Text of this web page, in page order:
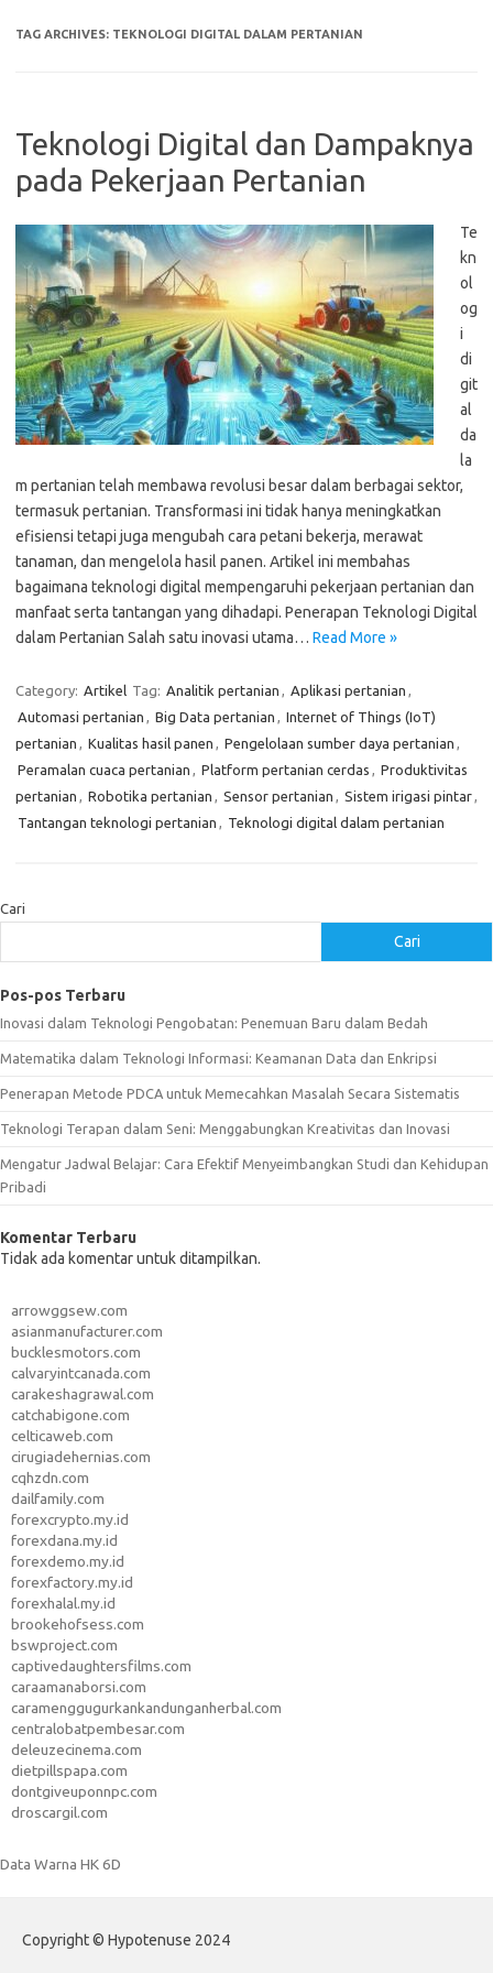
TAG ARCHIVES: TEKNOLOGI DIGITAL DALAM PERTANIAN
Teknologi Digital dan Dampaknya
pada Pekerjaan Pertanian
Te
kn
ol
og
i
di
git
al
da
la
m pertanian telah membawa revolusi besar dalam berbagai sektor,
termasuk pertanian. Transformasi ini tidak hanya meningkatkan
efisiensi tetapi juga mengubah cara petani bekerja, merawat
tanaman, dan mengelola hasil panen. Artikel ini membahas
bagaimana teknologi digital mempengaruhi pekerjaan pertanian dan
manfaat serta tantangan yang dihadapi. Penerapan Teknologi Digital
dalam Pertanian Salah satu inovasi utama… Read More »
Category: Artikel Tag: Analitik pertanian , Aplikasi pertanian ,
Automasi pertanian , Big Data pertanian , Internet of Things (IoT)
pertanian , Kualitas hasil panen , Pengelolaan sumber daya pertanian ,
Peramalan cuaca pertanian , Platform pertanian cerdas , Produktivitas
pertanian , Robotika pertanian , Sensor pertanian , Sistem irigasi pintar,
Tantangan teknologi pertanian , Teknologi digital dalam pertanian
Cari
Cari
Pos-pos Terbaru
Inovasi dalam Teknologi Pengobatan: Penemuan Baru dalam Bedah
Matematika dalam Teknologi Informasi: Keamanan Data dan Enkripsi
Penerapan Metode PDCA untuk Memecahkan Masalah Secara Sistematis
Teknologi Terapan dalam Seni: Menggabungkan Kreativitas dan Inovasi
Mengatur Jadwal Belajar: Cara Efektif Menyeimbangkan Studi dan Kehidupan
Pribadi
Komentar Terbaru
Tidak ada komentar untuk ditampilkan.
arrowggsew.com
asianmanufacturer.com
bucklesmotors.com
calvaryintcanada.com
carakeshagrawal.com
catchabigone.com
celticaweb.com
cirugiadehernias.com
cqhzdn.com
dailfamily.com
forexcrypto.my.id
forexdana.my.id
forexdemo.my.id
forexfactory.my.id
forexhalal.my.id
brookehofsess.com
bswproject.com
captivedaughtersfilms.com
caraamanaborsi.com
caramenggugurkankandunganherbal.com
centralobatpembesar.com
deleuzecinema.com
dietpillspapa.com
dontgiveuponnpc.com
droscargil.com
Data Warna HK 6D
Copyright © Hypotenuse 2024